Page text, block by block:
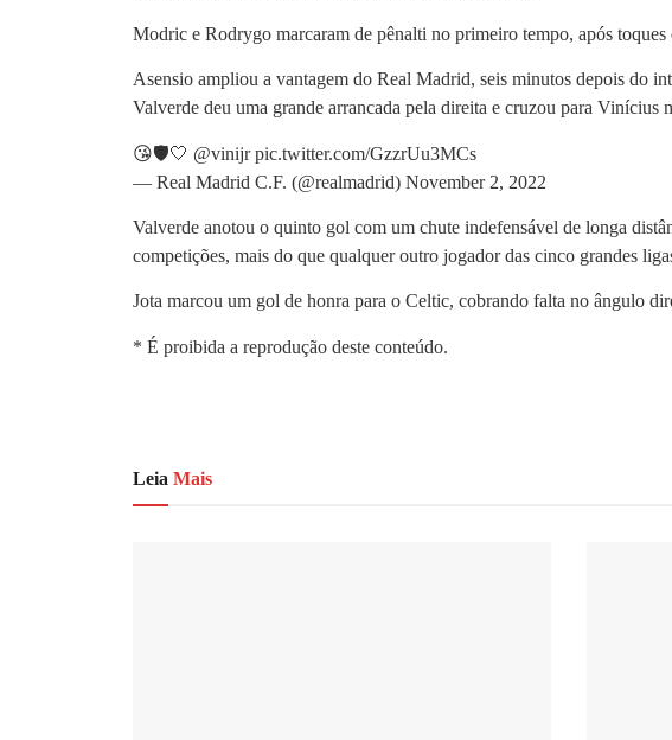
Modric e Rodrygo marcaram de pênalti no primeiro tempo, após toques
Asensio ampliou a vantagem do Real Madrid, seis minutos depois do
Valverde deu uma grande arrancada pela direita e cruzou para Vinícius
😘🛡🤍 @vinijr pic.twitter.com/GzzrUu3MCs
— Real Madrid C.F. (@realmadrid) November 2, 2022
Valverde anotou o quinto gol com um chute indefensável de longa
competições, mais do que qualquer outro jogador das cinco grandes
Jota marcou um gol de honra para o Celtic, cobrando falta no ângulo
* É proibida a reprodução deste conteúdo.
Leia Mais